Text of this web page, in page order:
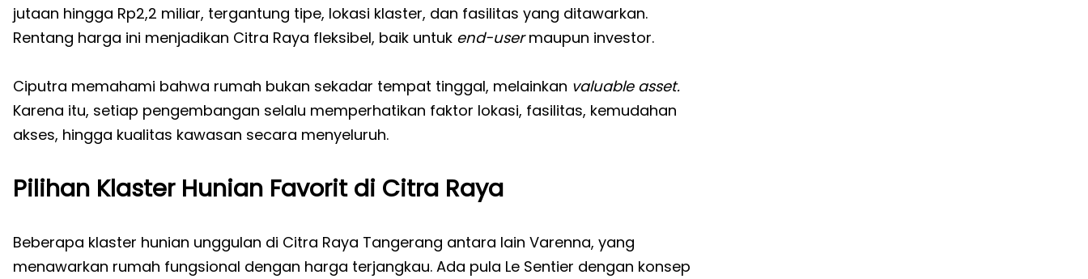
jutaan hingga Rp2,2 miliar, tergantung tipe, lokasi klaster, dan fasilitas yang ditawarkan.
Rentang harga ini menjadikan Citra Raya fleksibel, baik untuk end-usermaupun investor.
Ciputra memahami bahwa rumah bukan sekadar tempat tinggal, melainkan valuable asset.
Karena itu, setiap pengembangan selalu memperhatikan faktor lokasi, fasilitas, kemudahan
akses, hingga kualitas kawasan secara menyeluruh.
Pilihan Klaster Hunian Favorit di Citra Raya
Beberapa klaster hunian unggulan di Citra Raya Tangerang antara lain Varenna, yang
menawarkan rumah fungsional dengan harga terjangkau. Ada pula Le Sentier dengan konsep